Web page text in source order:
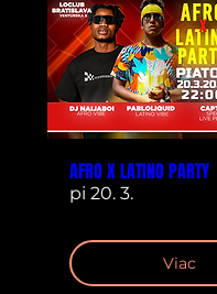
AFRO X LATINO PARTY
pi 20. 3.
Viac